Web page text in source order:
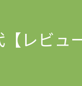
レビュ